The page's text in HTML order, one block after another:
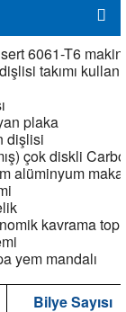
6061-T6
takımı
plaka
dişlisi
çok diskli
alüminyum
kavrama
yem mandalı
Bilye Sayısı